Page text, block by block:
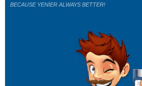
BECAUSE YENİER ALWAYS BETTER!